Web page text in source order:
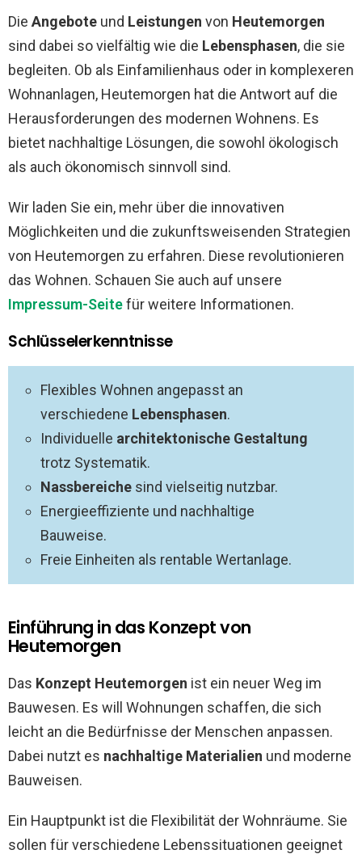
Die Angebote und Leistungen von Heutemorgen
sind dabei so vielfältig wie die Lebensphasen, die sie
begleiten. Ob als Einfamilienhaus oder in komplexeren
Wohnanlagen, Heutemorgen hat die Antwort auf die
Herausforderungen des modernen Wohnens. Es
bietet nachhaltige Lösungen, die sowohl ökologisch
als auch ökonomisch sinnvoll sind.
Wir laden Sie ein, mehr über die innovativen
Möglichkeiten und die zukunftsweisenden Strategien
von Heutemorgen zu erfahren. Diese revolutionieren
das Wohnen. Schauen Sie auch auf unsere
Impressum-Seitefür weitere Informationen.
Schlüsselerkenntnisse
Flexibles Wohnen angepasst an
verschiedene Lebensphasen.
Individuelle architektonische Gestaltung
trotz Systematik.
Nassbereiche sind vielseitig nutzbar.
Energieeffiziente und nachhaltige
Bauweise.
Freie Einheiten als rentable Wertanlage.
Einführung in das Konzept von
Heutemorgen
Das Konzept Heutemorgen ist ein neuer Weg im
Bauwesen. Es will Wohnungen schaffen, die sich
leicht an die Bedürfnisse der Menschen anpassen.
Dabei nutzt es nachhaltige Materialien und moderne
Bauweisen.
Ein Hauptpunkt ist die Flexibilität der Wohnräume. Sie
sollen für verschiedene Lebenssituationen geeignet